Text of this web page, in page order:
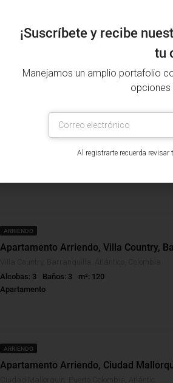
m²: 57
ARRIENDO
Alcobas: 3
Baños: 3
m²: 120
Apartamento
ARRIENDO
¡Suscríbete y recibe
tu
Manejamos un amplio portafolio
opciones
Al registrarte recuerda